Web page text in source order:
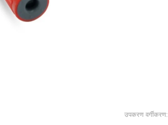
उपकरण वर्गीकरण: